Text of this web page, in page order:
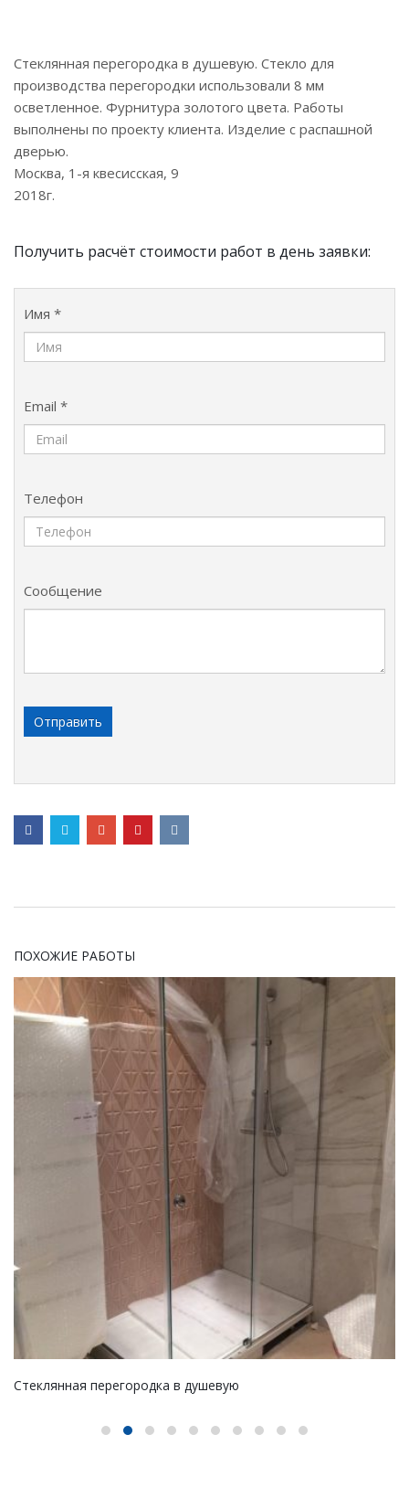
Стеклянная перегородка в душевую. Стекло для
производства перегородки использовали 8 мм
осветленное. Фурнитура золотого цвета. Работы
выполнены по проекту клиента. Изделие с распашной
дверью.
Москва, 1-я квесисская, 9
2018г.
Получить расчёт стоимости работ в день заявки:
Имя *
Email *
Телефон
Сообщение
ПОХОЖИЕ РАБОТЫ
Стеклянная перегородка в душевую